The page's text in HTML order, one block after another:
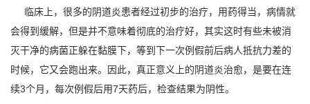
临床上，很多的阴道炎患者经过初步的治疗，用药得当，病情就
会得到缓解，但是并不意味着彻底的治疗好，其实这时有些未被消
灭干净的病菌正躲在黏膜下，等到下一次例假前后病人抵抗力差的
时候，它又会跑出来。因此，真正意义上的阴道炎治愈，是要在连
续3个月，每次例假后用7天药后，检查结果为阴性。